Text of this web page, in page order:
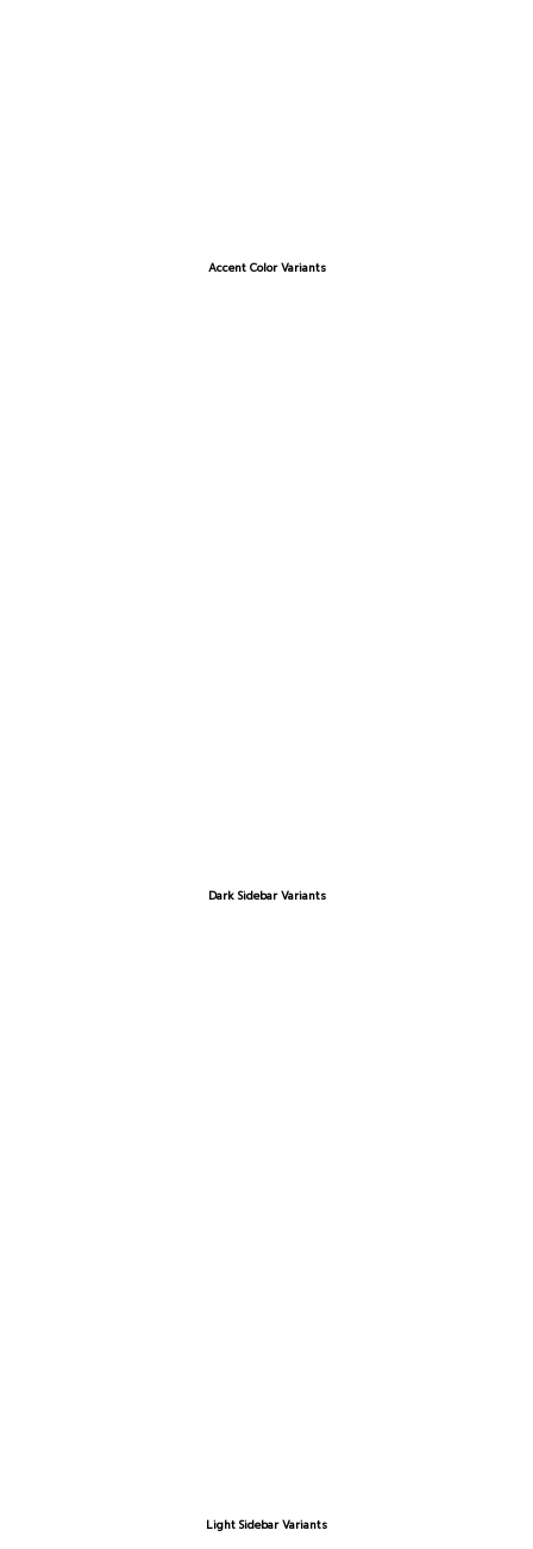
Accent Color Variants
Dark Sidebar Variants
Light Sidebar Variants